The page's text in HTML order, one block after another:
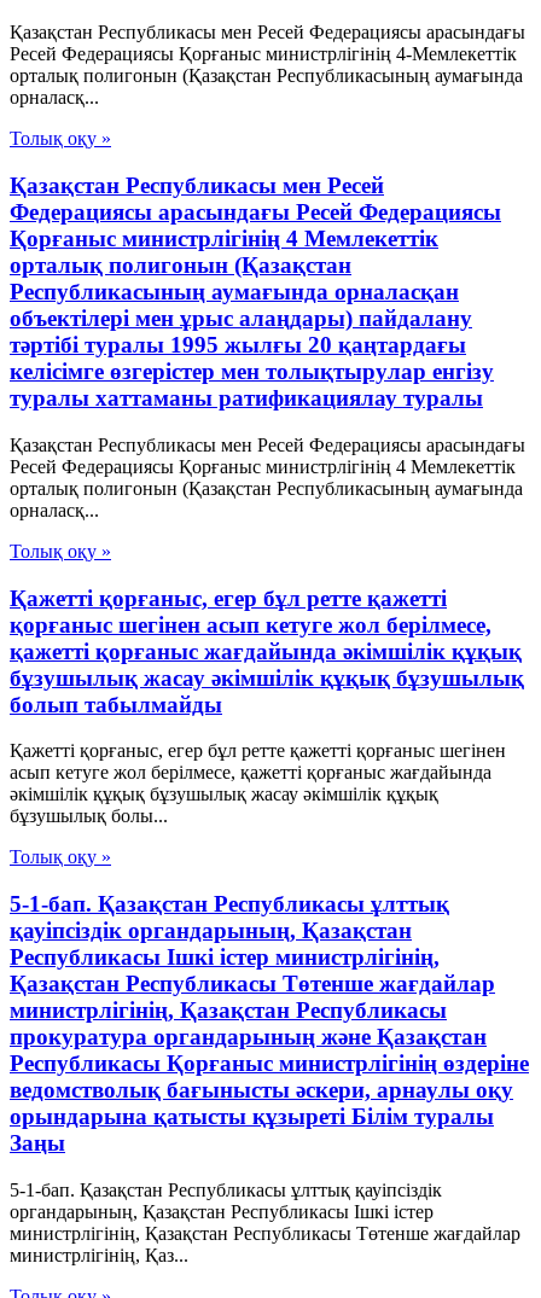
Қазақстан Республикасы мен Ресей Федерациясы арасындағы
Ресей Федерациясы Қорғаныс министрлігінің 4-Мемлекеттік
орталық полигонын (Қазақстан Республикасының аумағында
орналасқ...
Толық оқу »
Қазақстан Республикасы мен Ресей
Федерациясы арасындағы Ресей Федерациясы
Қорғаныс министрлігінің 4 Мемлекеттік
орталық полигонын (Қазақстан
Республикасының аумағында орналасқан
объектілері мен ұрыс алаңдары) пайдалану
тәртібі туралы 1995 жылғы 20 қаңтардағы
келісімге өзгерістер мен толықтырулар енгізу
туралы хаттаманы ратификациялау туралы
Қазақстан Республикасы мен Ресей Федерациясы арасындағы
Ресей Федерациясы Қорғаныс министрлігінің 4 Мемлекеттік
орталық полигонын (Қазақстан Республикасының аумағында
орналасқ...
Толық оқу »
Қажетті қорғаныс, егер бұл ретте қажетті
қорғаныс шегінен асып кетуге жол берілмесе,
қажетті қорғаныс жағдайында әкімшілік құқық
бұзушылық жасау әкімшілік құқық бұзушылық
болып табылмайды
Қажетті қорғаныс, егер бұл ретте қажетті қорғаныс шегінен
асып кетуге жол берілмесе, қажетті қорғаныс жағдайында
әкімшілік құқық бұзушылық жасау әкімшілік құқық
бұзушылық болы...
Толық оқу »
5-1-бап. Қазақстан Республикасы ұлттық
қауіпсіздік органдарының, Қазақстан
Республикасы Ішкі істер министрлігінің,
Қазақстан Республикасы Төтенше жағдайлар
министрлігінің, Қазақстан Республикасы
прокуратура органдарының және Қазақстан
Республикасы Қорғаныс министрлігінің өздеріне
ведомстволық бағынысты әскери, арнаулы оқу
орындарына қатысты құзыреті Білім туралы
Заңы
5-1-бап. Қазақстан Республикасы ұлттық қауіпсіздік
органдарының, Қазақстан Республикасы Ішкі істер
министрлігінің, Қазақстан Республикасы Төтенше жағдайлар
министрлігінің, Қаз...